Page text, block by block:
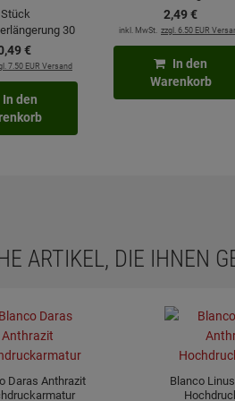
30
49€
7.50 EUR Versand
In den
2,49€
inkl. MwSt. zzgl. 6.50 EUR
In den
Warenkorb
ARTIKEL, DIE IHNEN
Daras Anthrazit
Blanco